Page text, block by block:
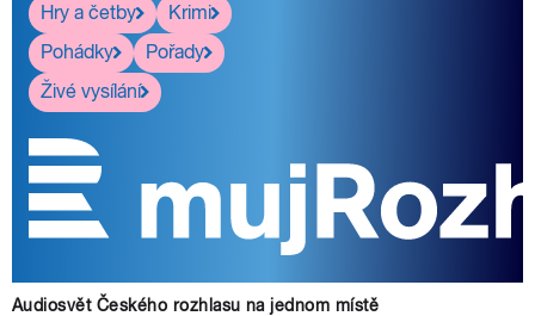
Hry a četby
Krimi
Pohádky
Pořady
Živé vysílání
Audiosvět Českého rozhlasu na jednom místě